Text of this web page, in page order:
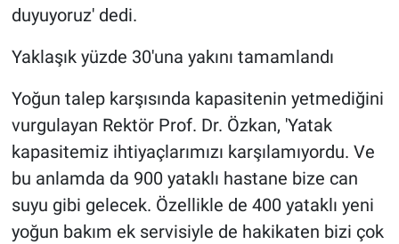
duyuyoruz' dedi.
Yaklaşık yüzde 30'una yakını tamamlandı
Yoğun talep karşısında kapasitenin yetmediğini
vurgulayan Rektör Prof. Dr. Özkan, 'Yatak
kapasitemiz ihtiyaçlarımızı karşılamıyordu. Ve
bu anlamda da 900 yataklı hastane bize can
suyu gibi gelecek. Özellikle de 400 yataklı yeni
yoğun bakım ek servisiyle de hakikaten bizi çok